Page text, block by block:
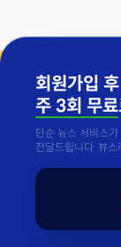
회원가입
주 3회 무료
단순 뉴스 서비스
전달드립니다. 뷰